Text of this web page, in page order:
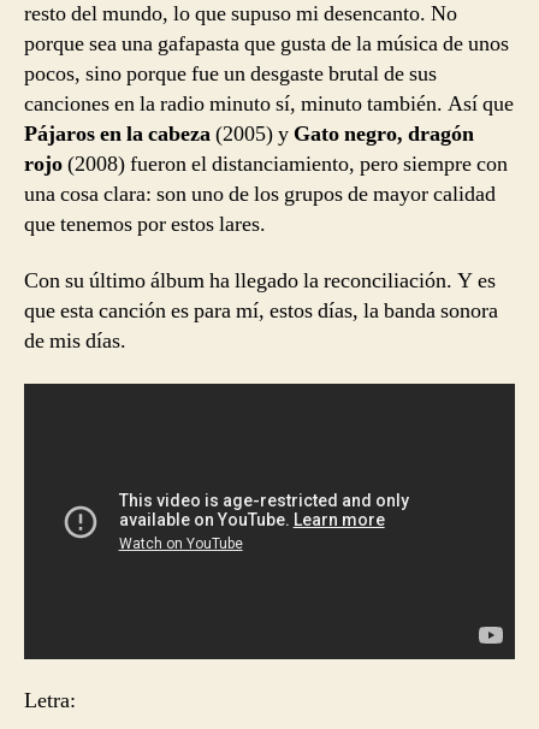
resto del mundo, lo que supuso mi desencanto. No
porque sea una gafapasta que gusta de la música de unos
pocos, sino porque fue un desgaste brutal de sus
canciones en la radio minuto sí, minuto también. Así que
Pájaros en la cabeza(2005) y Gato negro, dragón
rojo(2008) fueron el distanciamiento, pero siempre con
una cosa clara: son uno de los grupos de mayor calidad
que tenemos por estos lares.
Con su último álbum ha llegado la reconciliación. Y es
que esta canción es para mí, estos días, la banda sonora
de mis días.
Letra: